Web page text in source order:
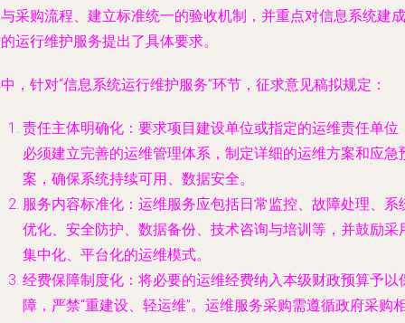
采购流程、建立标准统一的验收机制，并重点对信息系统建成
运行维护服务提出了具体要求。
，针对“信息系统运行维护服务”环节，征求意见稿拟规定：
责任主体明确化 ：要求项目建设单位或指定的运维责任单位
必须建立完善的运维管理体系，制定详细的运维方案和应急
案，确保系统持续可用、数据安全。
服务内容标准化 ：运维服务应包括日常监控、故障处理、系
优化、安全防护、数据备份、技术咨询与培训等，并鼓励采
集中化、平台化的运维模式。
经费保障制度化 ：将必要的运维经费纳入本级财政预算予以
障，严禁“重建设、轻运维”。运维服务采购需遵循政府采购